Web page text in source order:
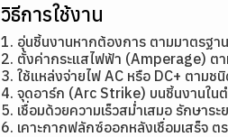
วิธีการใช้งาน
1. อุ่นชิ้นงานหากต้องการ ตามมาตรฐา
2. ตั้งค่ากระแสไฟฟ้า (Amperage)
3. ใช้แหล่งจ่ายไฟ AC หรือ DC+ ตามช
4. จุดอาร์ก (Arc Strike) บนชิ้นงานใน
5. เชื่อมด้วยความเร็วสม่ำเสมอ รักษา
6. เคาะกากฟลักซ์ออกหลังเชื่อมเสร็จ